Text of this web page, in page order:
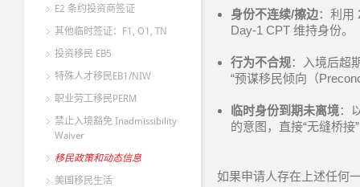
身份不连续/擦边：利用
Day-1 CPT 维持身份。
行为不合规：入境后超
“预谋移民倾向（
临时身份到期未离境：
的意图，直接“无缝桥接
如果申请人存在上述任何
E2 条约投资商签证
其他临时签证：F1, O1, TN
投资移民 EB5
特殊人才移民EB1/NIW
职业劳工移民PERM
禁止入境豁免 Inadmissibility
Waiver
移民政策和动态信息
美国移民生活